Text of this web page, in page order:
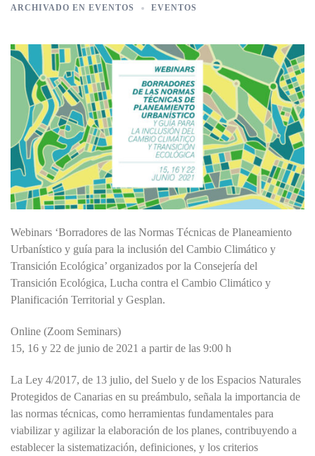
ARCHIVADO EN EVENTOS EVENTOS
Webinars ‘Borradores de las Normas Técnicas de Planeamiento
Urbanístico y guía para la inclusión del Cambio Climático y
Transición Ecológica’ organizados por la Consejería del
Transición Ecológica, Lucha contra el Cambio Climático y
Planificación Territorial y Gesplan.
Online (Zoom Seminars)
15, 16 y 22 de junio de 2021 a partir de las 9:00 h
La Ley 4/2017, de 13 julio, del Suelo y de los Espacios Naturales
Protegidos de Canarias en su preámbulo, señala la importancia de
las normas técnicas, como herramientas fundamentales para
viabilizar y agilizar la elaboración de los planes, contribuyendo a
establecer la sistematización, definiciones, y los criterios